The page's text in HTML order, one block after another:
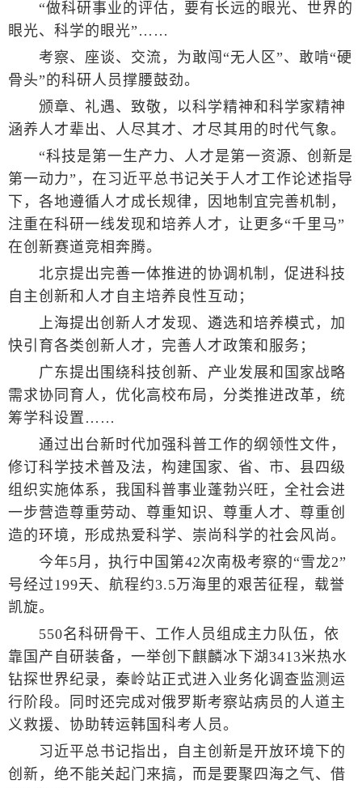
“做科研事业的评估，要有长远的眼光、世界的
眼光、科学的眼光”……
考察、座谈、交流，为敢闯“无人区”、敢啃“硬
骨头”的科研人员撑腰鼓劲。
颁章、礼遇、致敬，以科学精神和科学家精神
涵养人才辈出、人尽其才、才尽其用的时代气象。
“科技是第一生产力、人才是第一资源、创新是
第一动力”，在习近平总书记关于人才工作论述指导
下，各地遵循人才成长规律，因地制宜完善机制，
注重在科研一线发现和培养人才，让更多“千里马”
在创新赛道竞相奔腾。
北京提出完善一体推进的协调机制，促进科技
自主创新和人才自主培养良性互动；
上海提出创新人才发现、遴选和培养模式，加
快引育各类创新人才，完善人才政策和服务；
广东提出围绕科技创新、产业发展和国家战略
需求协同育人，优化高校布局，分类推进改革，统
筹学科设置……
通过出台新时代加强科普工作的纲领性文件，
修订科学技术普及法，构建国家、省、市、县四级
组织实施体系，我国科普事业蓬勃兴旺，全社会进
一步营造尊重劳动、尊重知识、尊重人才、尊重创
造的环境，形成热爱科学、崇尚科学的社会风尚。
今年5月，执行中国第42次南极考察的“雪龙2”
号经过199天、航程约3.5万海里的艰苦征程，载誉
凯旋。
550名科研骨干、工作人员组成主力队伍，依
靠国产自研装备，一举创下麒麟冰下湖3413米热水
钻探世界纪录，秦岭站正式进入业务化调查监测运
行阶段。同时还完成对俄罗斯考察站病员的人道主
义救援、协助转运韩国科考人员。
习近平总书记指出，自主创新是开放环境下的
创新，绝不能关起门来搞，而是要聚四海之气、借